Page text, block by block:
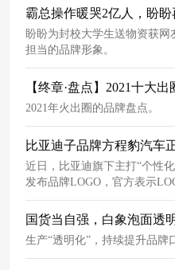
霸总操作暖哭2亿人，盼盼
盼盼为封校大学生送物资获
担当的品牌形象。
【终章·盘点】2021十大
2021年火出圈的品牌盘点。
比亚迪子品牌方程豹汽车
近日，比亚迪旗下主打“个性
发布品牌LOGO，官方表示
不竭觉醒与生长的能量。
国货当自强，白象泡面透
生产“透明化”，持续提升品牌